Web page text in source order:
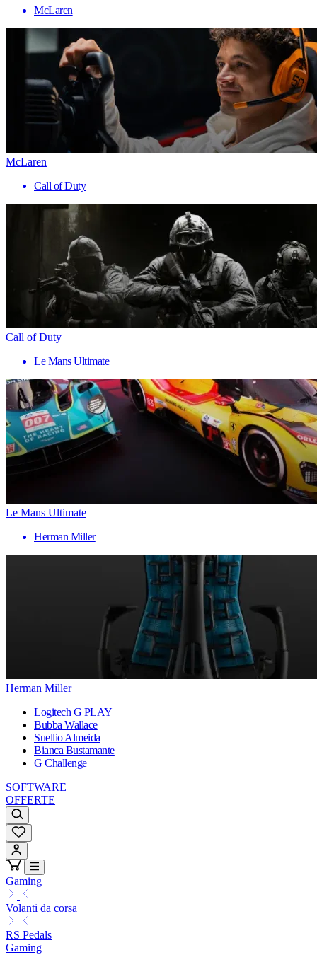
McLaren
McLaren
Call of Duty
Call of Duty
Le Mans Ultimate
Le Mans Ultimate
Herman Miller
Herman Miller
Logitech G PLAY
Bubba Wallace
Suellio Almeida
Bianca Bustamante
G Challenge
SOFTWARE
OFFERTE
Gaming
Volanti da corsa
RS Pedals
Gaming